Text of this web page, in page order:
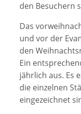
den Besuchern
Das
und vor der
den
Ein
jährlich aus. Es
die einzelnen
eingezeichnet